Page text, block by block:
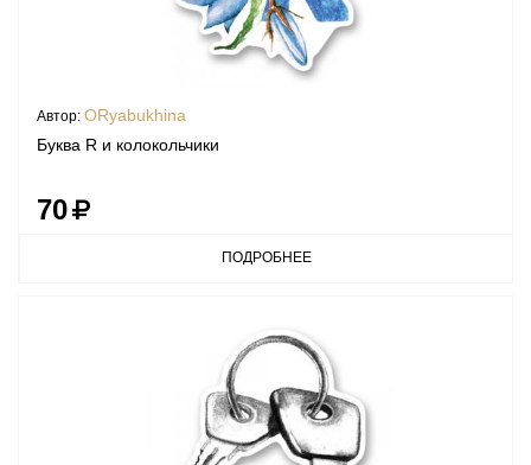
Автор: ORyabukhina
Буква R и колокольчики
70
ПОДРОБНЕЕ